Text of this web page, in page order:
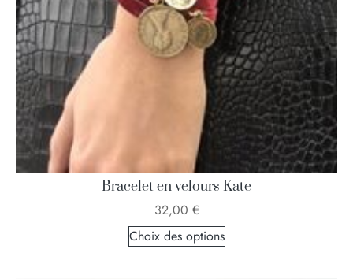
Bracelet en velours Kate
32,00 €
Choix des options